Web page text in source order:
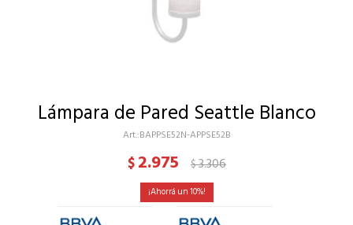
Lámpara de Pared Seattle Blanco
BAPPSE52N-APPSE52B
$2.975 $3.306
10